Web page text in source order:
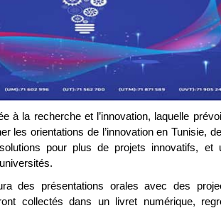
à la recherche et l’innovation, laquelle
les orientations de l’innovation en Tunisie,
pour plus de projets innovatifs, et
des présentations orales avec des
collectés dans un livret numérique,